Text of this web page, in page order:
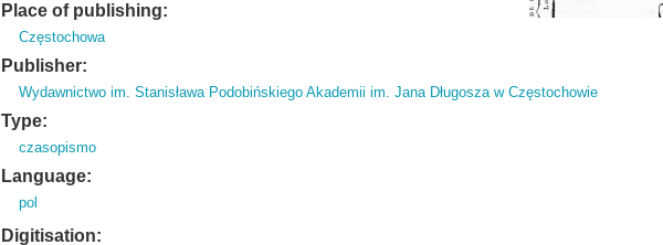
Place of publishing:
Częstochowa
Publisher:
Wydawnictwo im. Stanisława Podobińskiego Akademii im. Jana Długosza w Częstochowie
Type:
czasopismo
Language:
pol
Digitisation: